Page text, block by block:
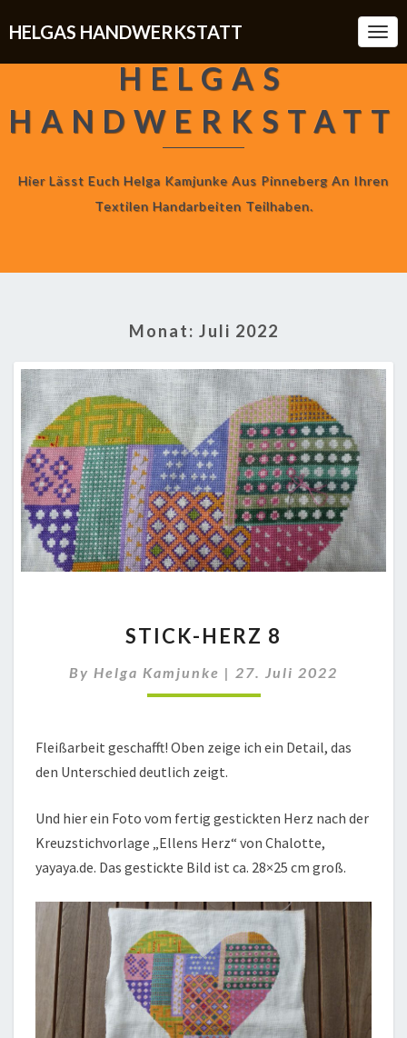
HELGAS HANDWERKSTATT
HELGAS
HANDWERKSTATT
Hier Lässt Euch Helga Kamjunke Aus Pinneberg An Ihren
Textilen Handarbeiten Teilhaben.
Monat: Juli 2022
HERZ
STICK-HERZ 8
By Helga Kamjunke | 27. Juli 2022
Fleißarbeit geschafft! Oben zeige ich ein Detail, das
den Unterschied deutlich zeigt.
Und hier ein Foto vom fertig gestickten Herz nach der
Kreuzstichvorlage „Ellens Herz“ von Chalotte,
yayaya.de. Das gestickte Bild ist ca. 28×25 cm groß.